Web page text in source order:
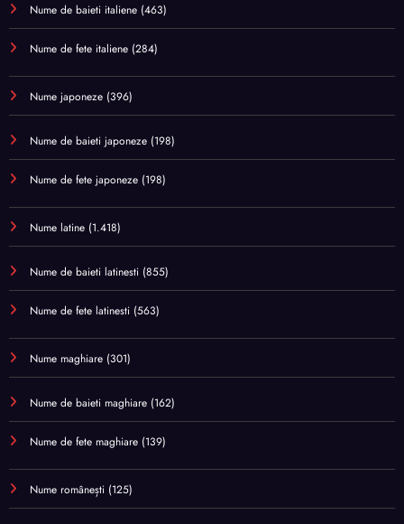
Nume de baieti italiene (463)
Nume de fete italiene (284)
Nume japoneze (396)
Nume de baieti japoneze (198)
Nume de fete japoneze (198)
Nume latine (1.418)
Nume de baieti latinesti (855)
Nume de fete latinesti (563)
Nume maghiare (301)
Nume de baieti maghiare (162)
Nume de fete maghiare (139)
Nume românești (125)